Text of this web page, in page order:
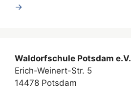
→
Waldorfschule Potsdam e.V.
Erich-Weinert-Str. 5
14478 Potsdam